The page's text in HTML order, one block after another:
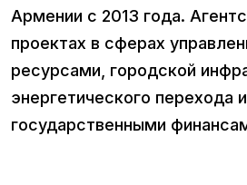
Армении с 2013 года.
проектах в сферах
ресурсами, городской
энергетического перехода
государственными